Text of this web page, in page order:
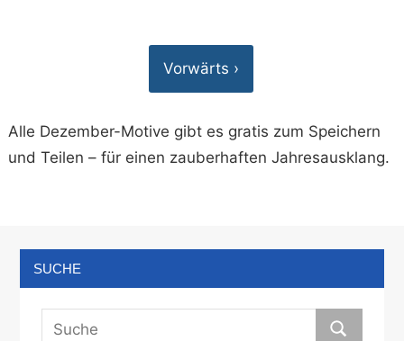
Vorwärts ›
Alle Dezember-Motive gibt es gratis zum Speichern
und Teilen – für einen zauberhaften Jahresausklang.
SUCHE